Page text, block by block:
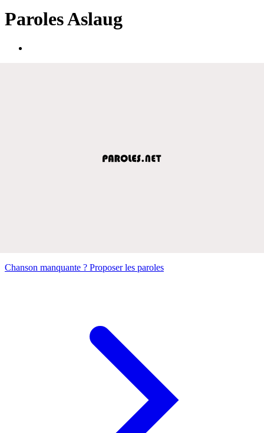
ParolesAslaug
Chanson manquante ? Proposer les paroles